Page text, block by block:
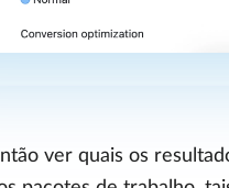
ver quais os